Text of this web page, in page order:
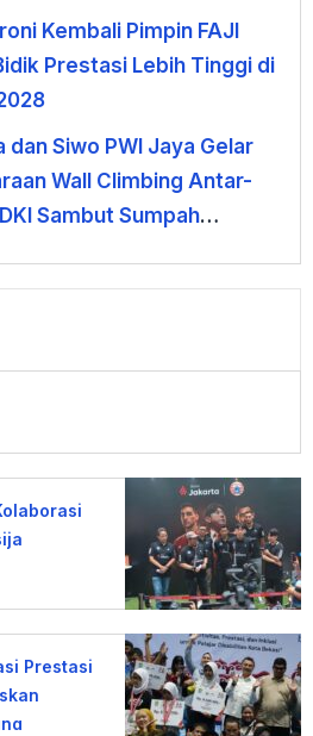
Kembali Pimpin FAJI
Prestasi Lebih Tinggi di
dan Siwo PWI Jaya Gelar
Wall Climbing Antar-
Sambut Sumpah
Prestasi